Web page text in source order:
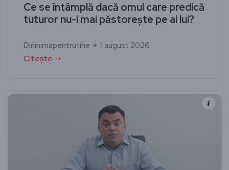
Ce se întâmplă dacă omul care predică
tuturor nu-i mai păstorește pe ai lui?
Dininimapentrutine 1 august 2026
Citește